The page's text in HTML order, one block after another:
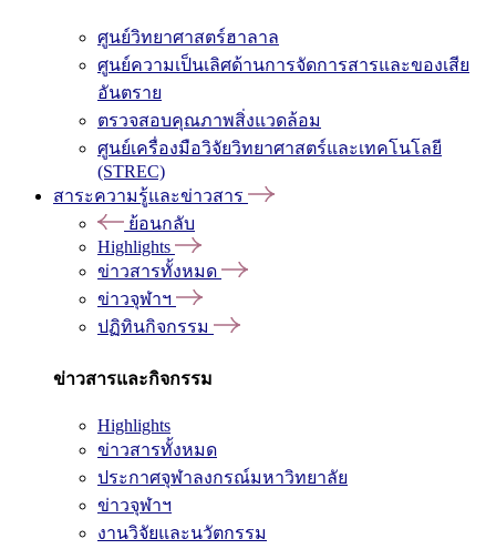
ศูนย์วิทยาศาสตร์ฮาลาล
ศูนย์ความเป็นเลิศด้านการจัดการสารและของเสีย
อันตราย
ตรวจสอบคุณภาพสิ่งแวดล้อม
ศูนย์เครื่องมือวิจัยวิทยาศาสตร์และเทคโนโลยี
(STREC)
สาระความรู้และข่าวสาร
ย้อนกลับ
Highlights
ข่าวสารทั้งหมด
ข่าวจุฬาฯ
ปฏิทินกิจกรรม
ข่าวสารและกิจกรรม
Highlights
ข่าวสารทั้งหมด
ประกาศจุฬาลงกรณ์มหาวิทยาลัย
ข่าวจุฬาฯ
งานวิจัยและนวัตกรรม